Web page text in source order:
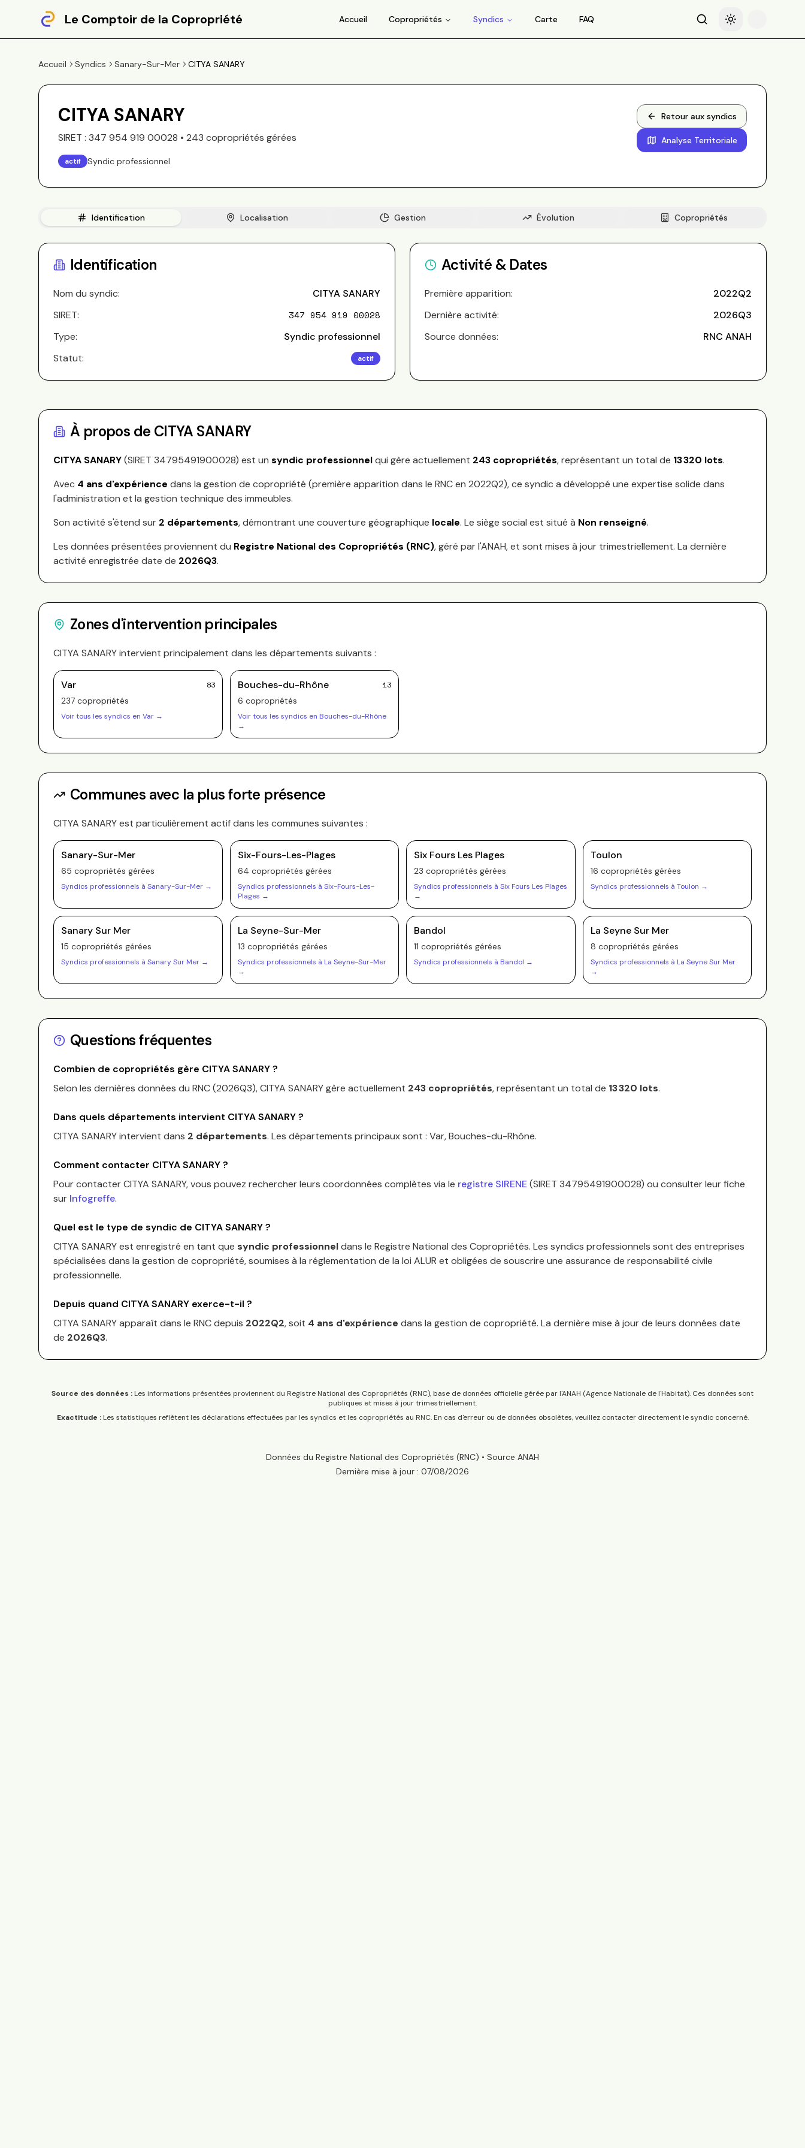
Le Comptoir de la Copropriété Accueil Copropriétés Syndics Carte FAQ RechercheBasculer le thème
Accueil Syndics Sanary-Sur-Mer CITYA SANARY
CITYA SANARY
SIRET : 347 954 919 00028 • 243 copropriétés gérées
actif Syndic professionnel
Retour aux syndics
Analyse Territoriale
Identification Localisation Gestion Évolution Copropriétés
Identification
Nom du syndic:
CITYA SANARY
SIRET:
347 954 919 00028
Type:
Syndic professionnel
Statut:
actif
Activité & Dates
Première apparition:
2022Q2
Dernière activité:
2026Q3
Source données:
RNC ANAH
À propos de CITYA SANARY
CITYA SANARY(SIRET 34795491900028) est un syndic professionnelqui gère actuellement 243 copropriétés, représentant un total de 13 320 lots.
Avec 4 ans d'expérience dans la gestion de copropriété (première apparition dans le RNC en 2022Q2), ce syndic a développé une expertise solide dans
l'administration et la gestion technique des immeubles.
Son activité s'étend sur 2 départements, démontrant une couverture géographique locale. Le siège social est situé à Non renseigné.
Les données présentées proviennent du Registre National des Copropriétés (RNC), géré par l'ANAH, et sont mises à jour trimestriellement. La dernière
activité enregistrée date de 2026Q3.
Zones d'intervention principales
CITYA SANARYintervient principalement dans les départements suivants :
Var 83
237 copropriétés
Voir tous les syndics en Var →
Bouches-du-Rhône 13
6 copropriétés
Voir tous les syndics en Bouches-du-Rhône
→
Communes avec la plus forte présence
CITYA SANARYest particulièrement actif dans les communes suivantes :
Sanary-Sur-Mer
65 copropriétés gérées
Syndics professionnels à Sanary-Sur-Mer →
Six-Fours-Les-Plages
64 copropriétés gérées
Syndics professionnels à Six-Fours-Les-
Plages →
Six Fours Les Plages
23 copropriétés gérées
Syndics professionnels à Six Fours Les Plages
→
Toulon
16 copropriétés gérées
Syndics professionnels à Toulon →
Sanary Sur Mer
15 copropriétés gérées
Syndics professionnels à Sanary Sur Mer →
La Seyne-Sur-Mer
13 copropriétés gérées
Syndics professionnels à La Seyne-Sur-Mer
→
Bandol
11 copropriétés gérées
Syndics professionnels à Bandol →
La Seyne Sur Mer
8 copropriétés gérées
Syndics professionnels à La Seyne Sur Mer
→
Questions fréquentes
Combien de copropriétés gère CITYA SANARY?
Selon les dernières données du RNC (2026Q3),CITYA SANARYgère actuellement 243 copropriétés, représentant un total de 13 320 lots.
Dans quels départements intervient CITYA SANARY?
CITYA SANARYintervient dans 2 départements. Les départements principaux sont : Var, Bouches-du-Rhône.
Comment contacter CITYA SANARY?
Pour contacterCITYA SANARY, vous pouvez rechercher leurs coordonnées complètes via le registre SIRENE (SIRET 34795491900028) ou consulter leur fiche
sur Infogreffe.
Quel est le type de syndic de CITYA SANARY?
CITYA SANARYest enregistré en tant que syndic professionneldans le Registre National des Copropriétés. Les syndics professionnels sont des entreprises
spécialisées dans la gestion de copropriété, soumises à la réglementation de la loi ALUR et obligées de souscrire une assurance de responsabilité civile
professionnelle.
Depuis quand CITYA SANARY exerce-t-il ?
CITYA SANARYapparaît dans le RNC depuis 2022Q2, soit 4 ans d'expérience dans la gestion de copropriété. La dernière mise à jour de leurs données date
de 2026Q3.
Source des données : Les informations présentées proviennent du Registre National des Copropriétés (RNC), base de données officielle gérée par l'ANAH (Agence Nationale de l'Habitat). Ces données sont
publiques et mises à jour trimestriellement.
Exactitude :Les statistiques reflètent les déclarations effectuées par les syndics et les copropriétés au RNC. En cas d'erreur ou de données obsolètes, veuillez contacter directement le syndic concerné.
Données du Registre National des Copropriétés (RNC) • Source ANAH
Dernière mise à jour : 07/08/2026